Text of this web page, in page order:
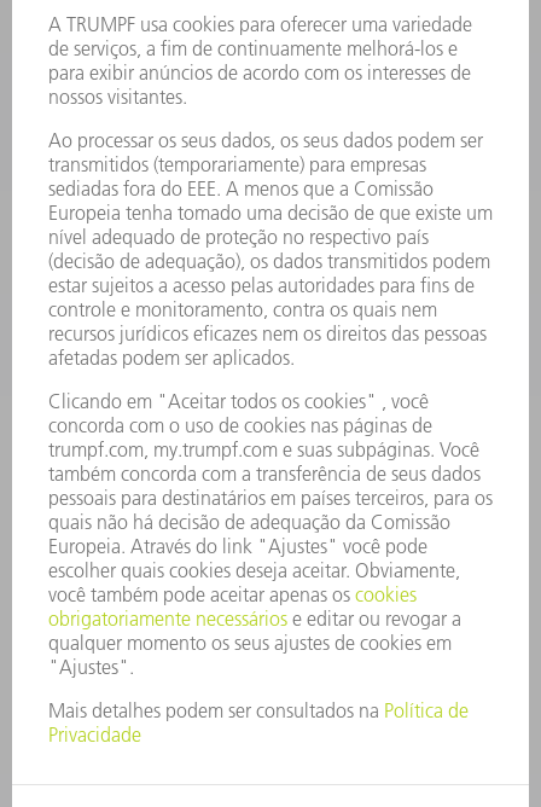
MÁQUINAS & SISTEMAS
LASER
ELETRÔNICA DE POTÊNCIA
FERRAMENTAS ELÉTRICAS
SMART FACTORY
SOFTWARE
SERVIÇOS
APLICAÇÕES
SETORES
EMPRESA
CARREIRA
OFERTAS DE EMPREGO
PERFIL DA EMPRESA
CONSELHO DE ADMINISTRAÇÃO
RELATÓRIO FINANCEIRO ANUAL
PRINCÍPIOS EMPRESARIAIS
COMPLIANCE
SISTEMA DE DENÚNCIAS
SEGURANÇA
COMUNICADOS À IMPRENSA
REVISTAS
SUSTENTABILIDADE
MEIO AMBIENTE E CLIMA
SOCIAL E CORPORATIVO
ADMINISTRAÇÃO EMPRESARIAL